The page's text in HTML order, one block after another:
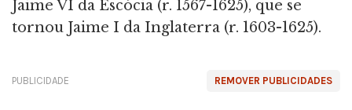
Jaime VI da Escócia (r. 1567-1625), que se
tornou Jaime I da Inglaterra (r. 1603-1625).
REMOVER PUBLICIDADES
PUBLICIDADE